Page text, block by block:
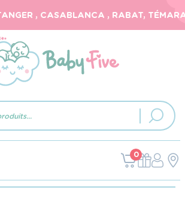
, CASABLANCA , RABAT, TÉMARA,
0